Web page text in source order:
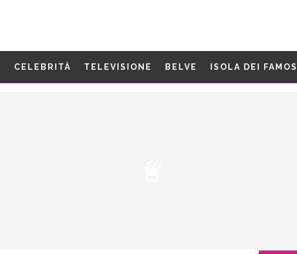
CELEBRITÀ TELEVISIONE BELVE ISOLA DEI FAMOSI